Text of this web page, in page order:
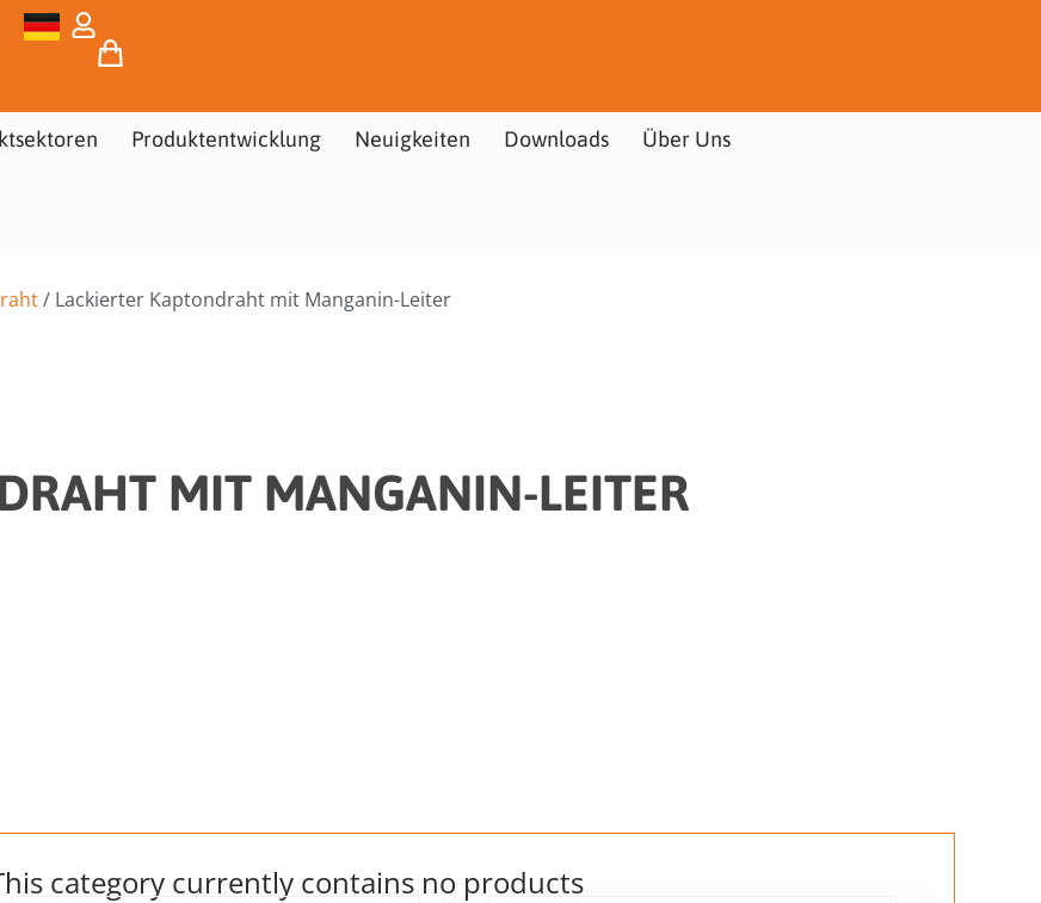
Produktentwicklung Neuigkeiten Downloads Über Uns
/ Lackierter Kaptondraht mit Manganin-Leiter
MIT MANGANIN-LEITER
category currently contains no products